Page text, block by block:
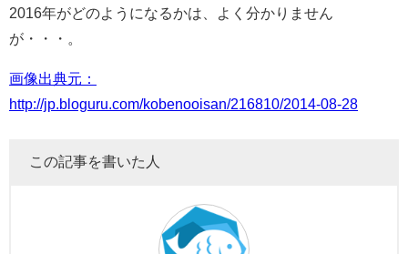
2016年がどのようになるかは、よく分かりません
が・・・。
画像出典元：
http://jp.bloguru.com/kobenooisan/216810/2014-08-28
この記事を書いた人